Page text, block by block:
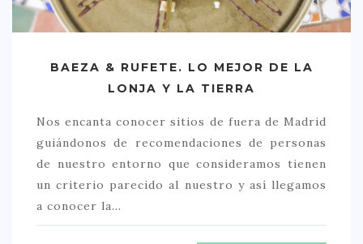
BAEZA & RUFETE. LO MEJOR DE LA
LONJA Y LA TIERRA
Nos encanta conocer sitios de fuera de Madrid
guiándonos de recomendaciones de personas
de nuestro entorno que consideramos tienen
un criterio parecido al nuestro y así llegamos
a conocer la…